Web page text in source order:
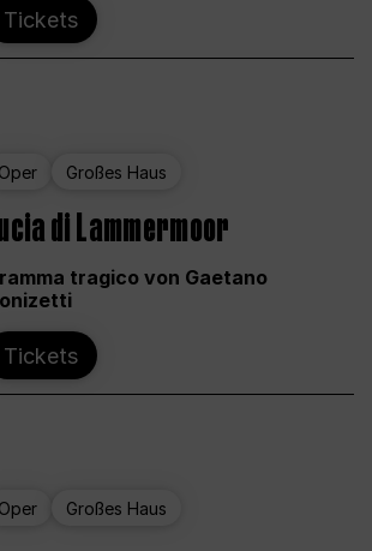
Tickets
Oper Großes Haus
di Lammermoor
tragico von Gaetano
Tickets
Oper Großes Haus